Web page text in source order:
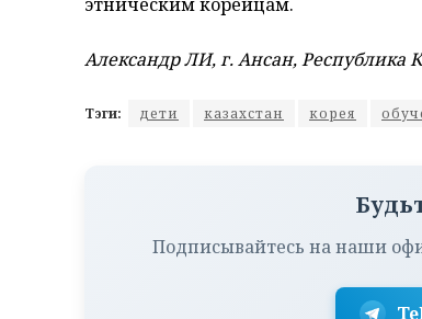
этническим корейцам.
Александр ЛИ, г. Ансан, Республика
Тэги: дети казахстан корея
Подписывайтесь на наши